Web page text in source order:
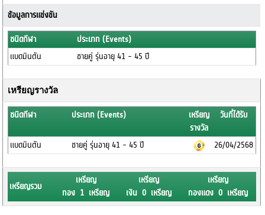
ข้อมูลการแข่งขัน
ชนิดกีฬา
ประเภท (Events)
แบดมินตัน
ชายคู่ รุ่นอายุ 41 - 45 ปี
เหรียญรางวัล
ชนิดกีฬา ประเภท (Events)
เหรียญ
รางวัล
วันที่ได้รับ
แบดมินตัน ชายคู่ รุ่นอายุ 41 - 45 ปี 26/04/2568
เหรียญรวม
เหรียญ
ทอง 1 เหรียญ
เหรียญ
เงิน 0 เหรียญ
เหรียญ
ทองแดง 0 เหรียญ